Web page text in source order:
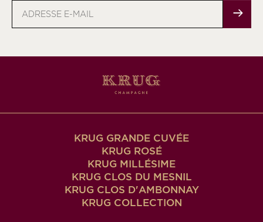
KRUG GRANDE CUVÉE
KRUG ROSÉ
KRUG MILLÉSIME
KRUG CLOS DU MESNIL
KRUG CLOS D'AMBONNAY
KRUG COLLECTION